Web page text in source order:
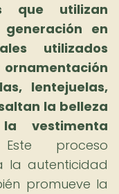
que utilizan
en
utilizados
lentejuelas,
la belleza
vestimenta
proceso
la autenticidad
promueve la